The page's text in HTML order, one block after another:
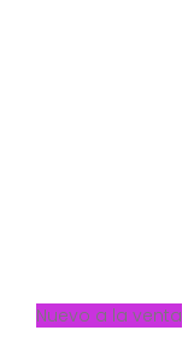
Nuevo a la venta